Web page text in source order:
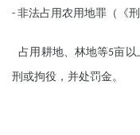
- 非法占用农用地罪（《
占用耕地、林地等5亩以
刑或拘役，并处罚金。